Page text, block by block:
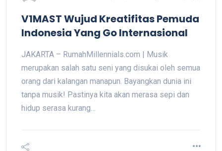
V1MAST Wujud Kreatifitas Pemuda
Indonesia Yang Go Internasional
JAKARTA – RumahMillennials.com | Musik
merupakan salah satu seni yang disukai oleh semua
orang dari kalangan manapun. Bayangkan dunia ini
tanpa musik! Pastinya kita akan merasa sepi dan
hidup serasa kurang…